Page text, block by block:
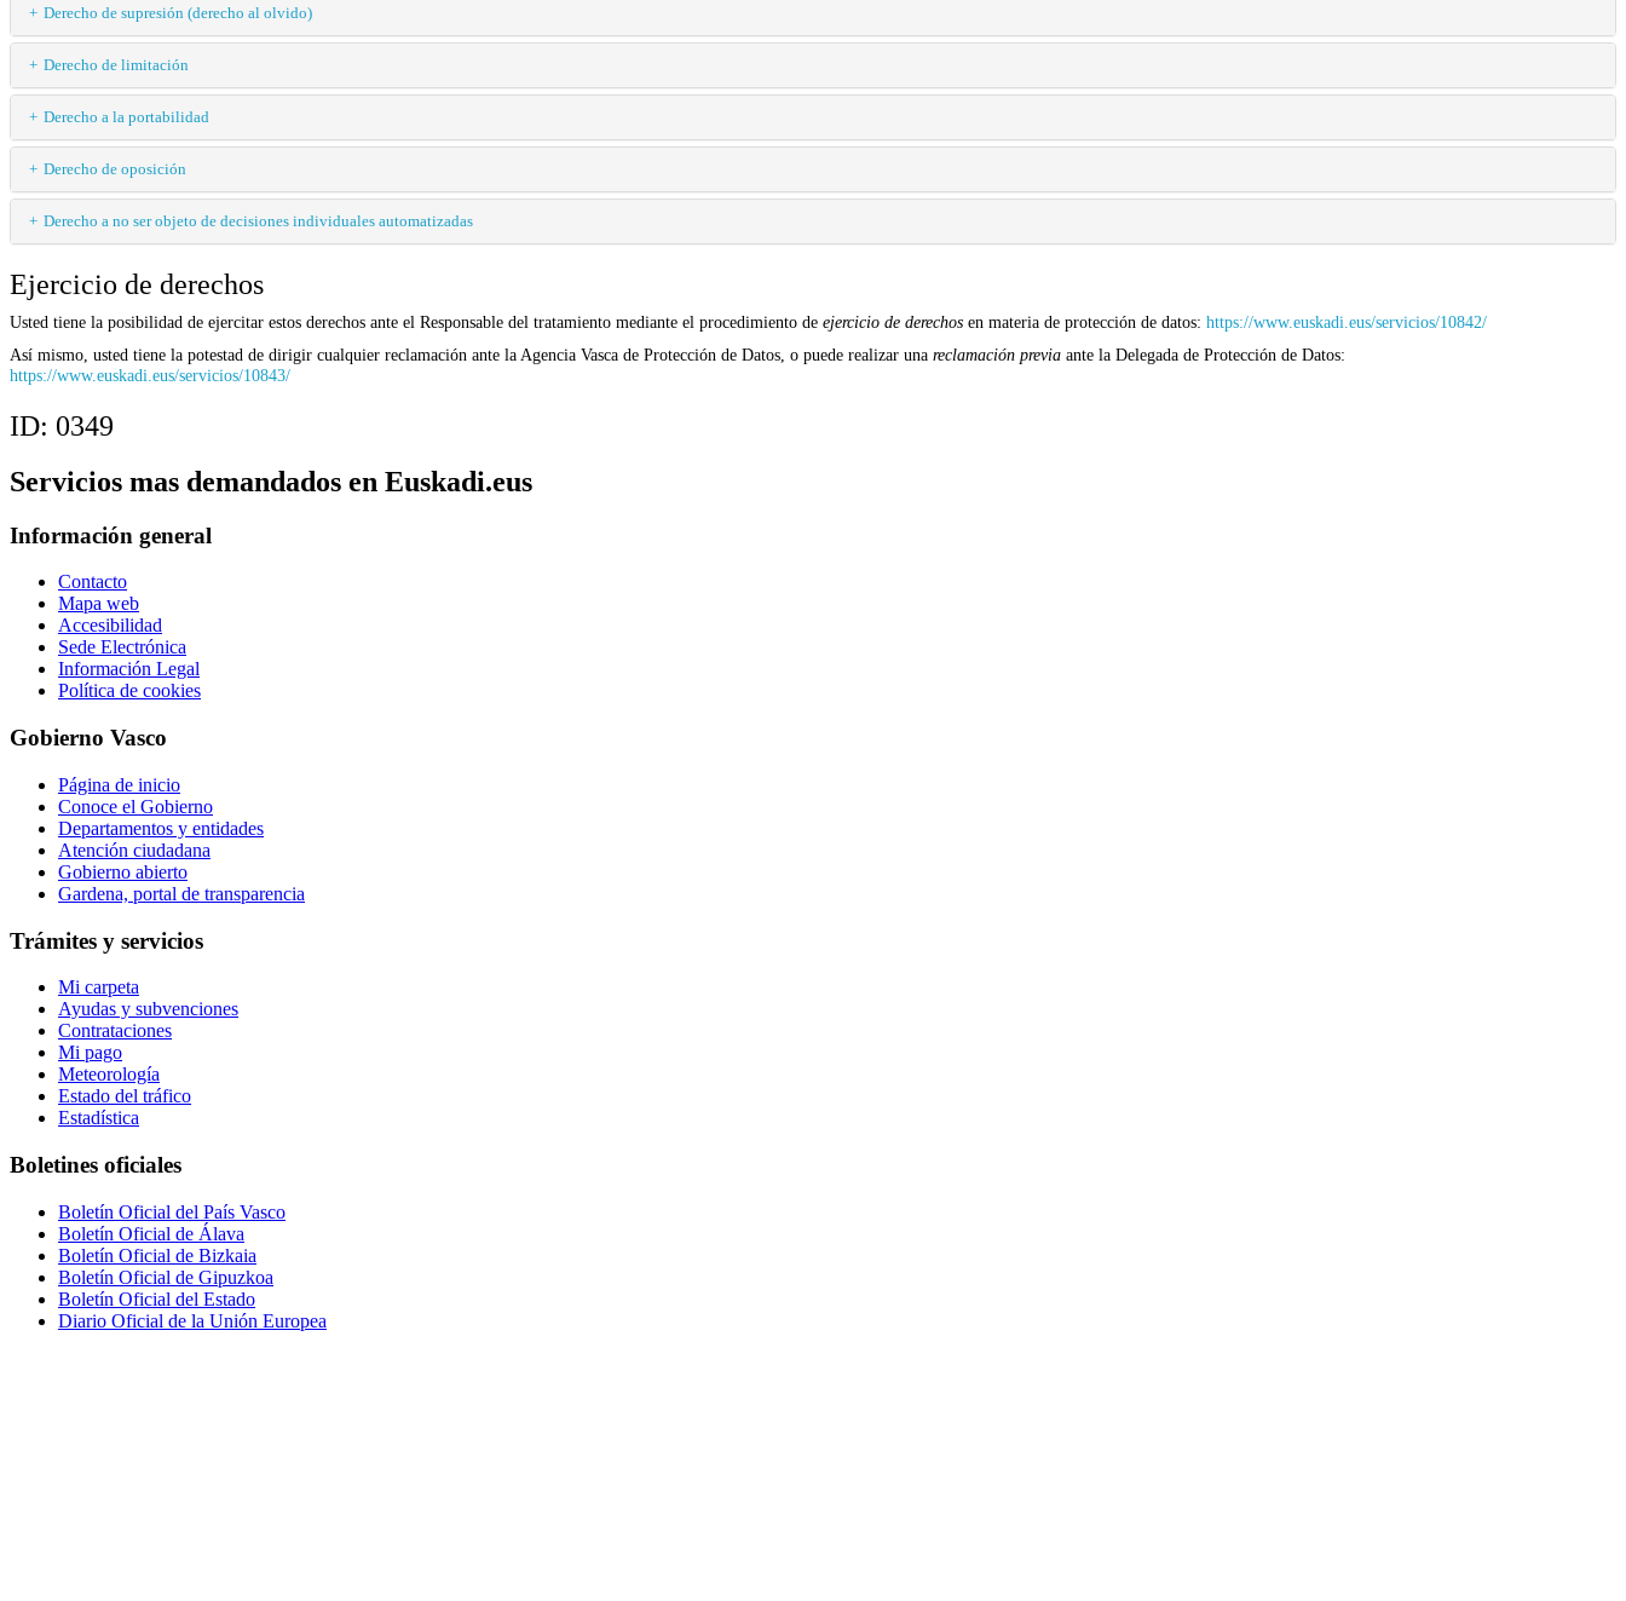
Derecho de supresión (derecho al olvido)
Derecho de limitación
Derecho a la portabilidad
Derecho de oposición
Derecho a no ser objeto de decisiones individuales automatizadas
Ejercicio de derechos
Usted tiene la posibilidad de ejercitar estos derechos ante el Responsable del tratamiento mediante el procedimiento de ejercicio de derechos en materia de protección de datos: https://www.euskadi.eus/servicios/10842/
Así mismo, usted tiene la potestad de dirigir cualquier reclamación ante la Agencia Vasca de Protección de Datos, o puede realizar una reclamación previa ante la Delegada de Protección de Datos:
https://www.euskadi.eus/servicios/10843/
ID: 0349
Servicios mas demandados en Euskadi.eus
Información general
Contacto
Mapa web
Accesibilidad
Sede Electrónica
Información Legal
Política de cookies
Gobierno Vasco
Página de inicio
Conoce el Gobierno
Departamentos y entidades
Atención ciudadana
Gobierno abierto
Gardena, portal de transparencia
Trámites y servicios
Mi carpeta
Ayudas y subvenciones
Contrataciones
Mi pago
Meteorología
Estado del tráfico
Estadística
Boletines oficiales
Boletín Oficial del País Vasco
Boletín Oficial de Álava
Boletín Oficial de Bizkaia
Boletín Oficial de Gipuzkoa
Boletín Oficial del Estado
Diario Oficial de la Unión Europea